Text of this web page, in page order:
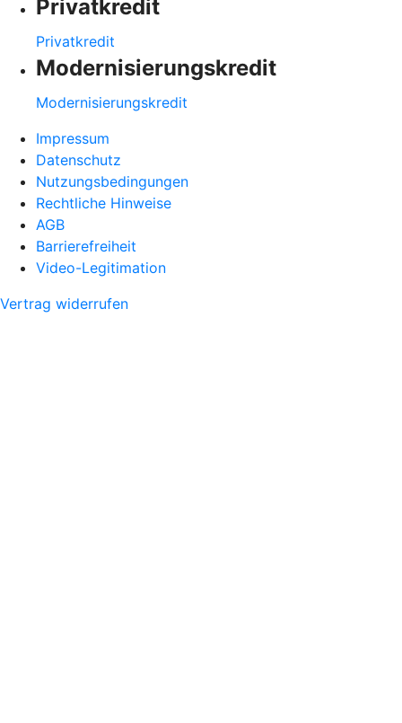
Privatkredit
Privatkredit
Modernisierungskredit
Modernisierungskredit
Impressum
Datenschutz
Nutzungsbedingungen
Rechtliche Hinweise
AGB
Barrierefreiheit
Video-Legitimation
Vertrag widerrufen